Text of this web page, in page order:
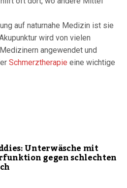
auf naturnahe Medizin ist sie
wird von vielen
angewendet und
Schmerztherapie eine wichtige
Unterwäsche mit
gegen schlechten